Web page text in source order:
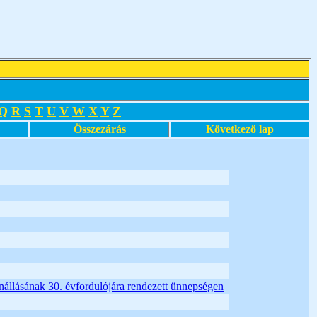
R S T U V W X Y Z
Összezárás Következő lap
30. évfordulójára rendezett ünnepségen